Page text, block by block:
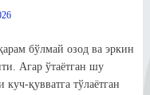
бўлмай озод ва эркин
Агар ўтаётган шу
қувватга тўлаётган